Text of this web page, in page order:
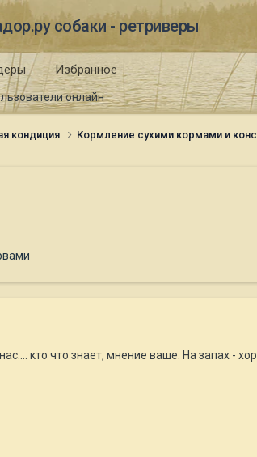
собаки - ретриверы
онлайн
Избранное
кондиция Кормление сухими кормами и
кто что знает, мнение ваше. На запах -